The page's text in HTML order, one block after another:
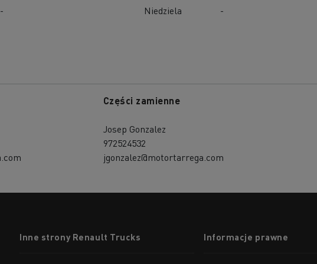
- Niedziela -
Części zamienne
Josep Gonzalez
972524532
jgonzalez@motortarrega.com
menuInne strony Renault Trucks Informacje prawne